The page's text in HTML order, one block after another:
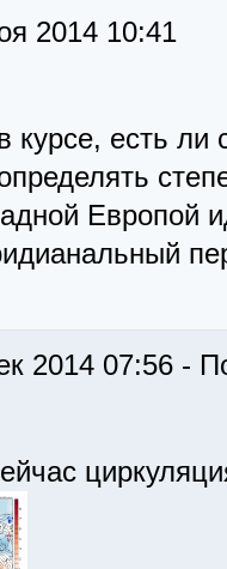
2014 10:41
курсе, есть
Европой
2014 07:56 -